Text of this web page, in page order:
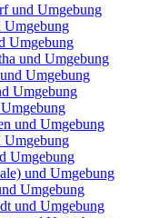
und Umgebung
Umgebung
und Umgebung
Umgebung
Umgebung
und Umgebung
Umgebung
Umgebung
und Umgebung
Umgebung
und Umgebung